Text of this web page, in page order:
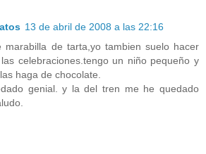
13 de abril de 2008 a las 22:16
marabilla de tarta,yo tambien suelo hacer
celebraciones.tengo un niño pequeño y
haga de chocolate.
genial. y la del tren me he quedado